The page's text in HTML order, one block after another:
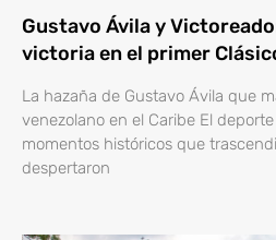
Gustavo Ávila y
victoria en el primer
La hazaña de Gustavo Ávila que
venezolano en el Caribe El
momentos históricos que
despertaron